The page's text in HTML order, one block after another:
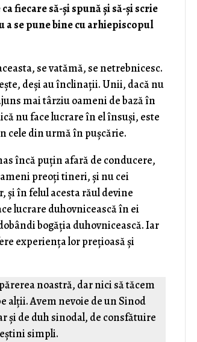
fiecare să-şi spună şi să-şi scrie
a se pune bine cu arhiepiscopul
se vatămă, se netrebnicesc.
deşi au înclinaţii. Unii, dacă nu
mai târziu oameni de bază în
nu face lucrare în el însuşi, este
cele din urmă în puşcărie.
încă puţin afară de conducere,
preoţi tineri, şi nu cei
şi în felul acesta răul devine
lucrare duhovnicească în ei
bogăţia duhovnicească. Iar
experienţa lor preţioasă şi
noastră, dar nici să tăcem
alții. Avem nevoie de un Sinod
și de duh sinodal, de consfătuire
simpli.